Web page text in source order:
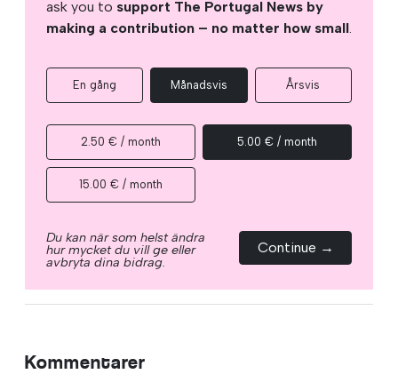
ask you to support The Portugal News by
making a contribution – no matter how small.
En gång Månadsvis Årsvis
2.50 € / month 5.00 € / month
15.00 € / month
Du kan när som helst ändra
hur mycket du vill ge eller
avbryta dina bidrag.
Continue →
Kommentarer